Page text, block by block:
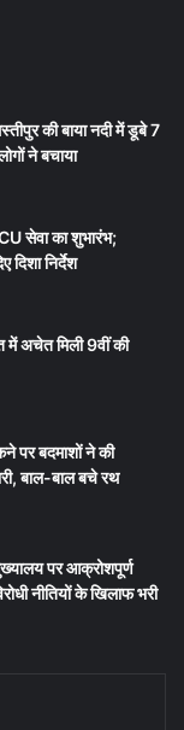
की बाया नदी में डूबे 7
ने बचाया
सेवा का शुभारंभ;
दिशा निर्देश
अचेत मिली 9वीं की
पर बदमाशों ने की
बाल-बाल बचे रथ
पर आक्रोशपूर्ण
नीतियों के खिलाफ भरी